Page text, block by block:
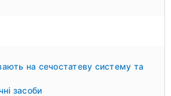
на сечостатеву систему та
засоби